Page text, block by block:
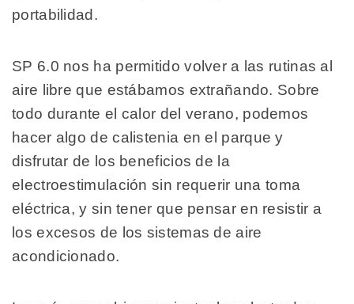
portabilidad.
SP 6.0 nos ha permitido volver a las rutinas al
aire libre que estábamos extrañando. Sobre
todo durante el calor del verano, podemos
hacer algo de calistenia en el parque y
disfrutar de los beneficios de la
electroestimulación sin requerir una toma
eléctrica, y sin tener que pensar en resistir a
los excesos de los sistemas de aire
acondicionado.